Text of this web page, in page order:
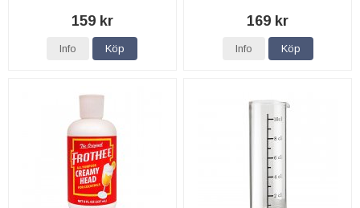
159 kr
Info Köp
169 kr
Info Köp